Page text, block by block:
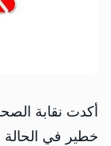
أكدت نقابة
خطير في